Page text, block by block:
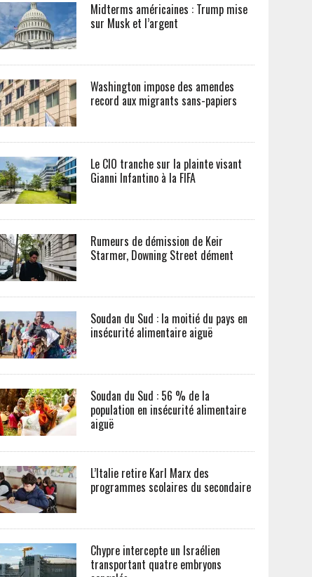
Midterms américaines : Trump mise
sur Musk et l’argent
Washington impose des amendes
record aux migrants sans-papiers
Le CIO tranche sur la plainte visant
Gianni Infantino à la FIFA
Rumeurs de démission de Keir
Starmer, Downing Street dément
Soudan du Sud : la moitié du pays en
insécurité alimentaire aiguë
Soudan du Sud : 56 % de la
population en insécurité alimentaire
aiguë
L’Italie retire Karl Marx des
programmes scolaires du secondaire
Chypre intercepte un Israélien
transportant quatre embryons